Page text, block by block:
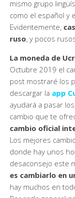
mismo grupo
como el español y
Evidentemente,
ruso, y pocos
La moneda de
Octubre 2019 el
post mostraré los
descargar la app
ayudará a pasar
cambio que te
cambio oficial
Los mejores
donde hay unos
desaconsejo este
es cambiarlo en
hay muchos en